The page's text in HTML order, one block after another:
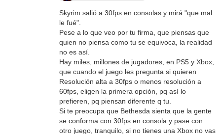
Skyrim salió a 30fps en consolas y mirá "que mal
le fué".
Pese a lo que veo por tu firma, que piensas que
quien no piensa como tu se equivoca, la realidad
no es así.
Hay miles, millones de jugadores, en PS5 y Xbox,
que cuando el juego les pregunta si quieren
Resolución alta a 30fps o menos resolución a
60fps, eligen la primera opción, pq así lo
prefieren, pq piensan diferente q tu.
Si te preocupa que Bethesda sienta que la gente
se conforma con 30fps en consola y pase con
otro juego, tranquilo, si no tienes una Xbox no vas